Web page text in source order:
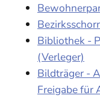
Bibliothek -
(Verleger)
Bildträger -
Freigabe für